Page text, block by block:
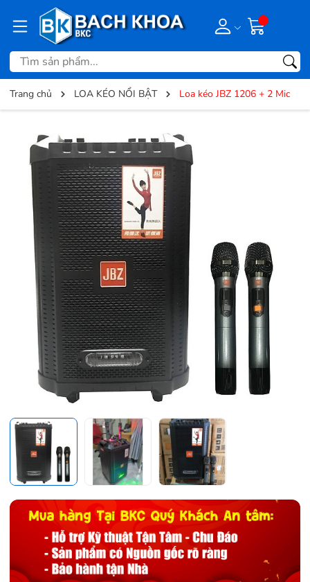
Trang chủ LOA KÉO NỔI BẬT Loa kéo JBZ 1206 + 2 Mic